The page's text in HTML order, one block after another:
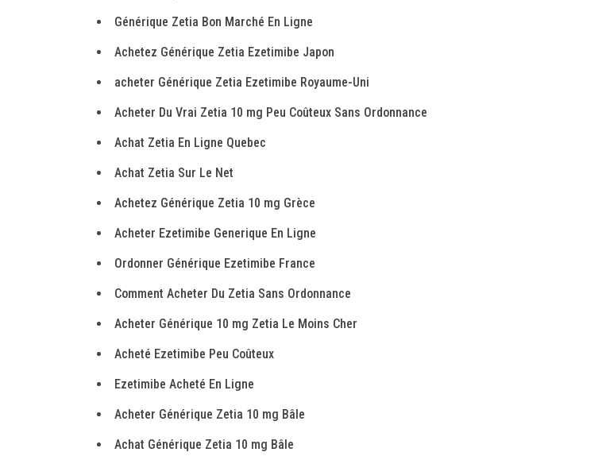
Générique Zetia Bon Marché En Ligne
Achetez Générique Zetia Ezetimibe Japon
acheter Générique Zetia Ezetimibe Royaume-Uni
Acheter Du Vrai Zetia 10 mg Peu Coûteux Sans Ordonnance
Achat Zetia En Ligne Quebec
Achat Zetia Sur Le Net
Achetez Générique Zetia 10 mg Grèce
Acheter Ezetimibe Generique En Ligne
Ordonner Générique Ezetimibe France
Comment Acheter Du Zetia Sans Ordonnance
Acheter Générique 10 mg Zetia Le Moins Cher
Acheté Ezetimibe Peu Coûteux
Ezetimibe Acheté En Ligne
Acheter Générique Zetia 10 mg Bâle
Achat Générique Zetia 10 mg Bâle